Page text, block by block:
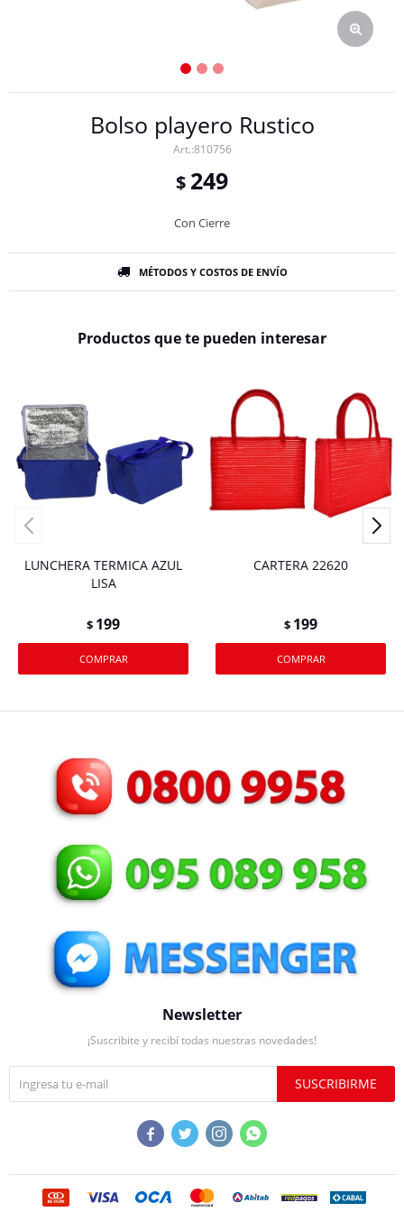
Bolso playero Rustico
810756
$ 249
Con Cierre
MÉTODOS Y COSTOS DE ENVÍO
Productos que te pueden interesar
LUNCHERA TERMICA AZUL
LISA
$ 199
CARTERA 22620
$ 199
Newsletter
¡Suscribite y recibí todas nuestras novedades!
SUSCRIBIRME
   